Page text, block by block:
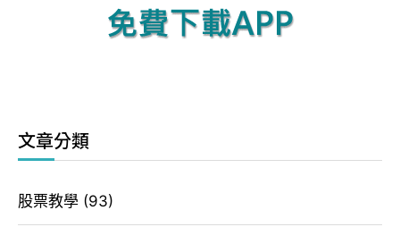
文章分類
股票教學 (93)